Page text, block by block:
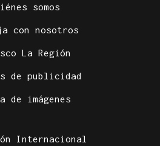
somos
con nosotros
La Región
de publicidad
de imágenes
Internacional